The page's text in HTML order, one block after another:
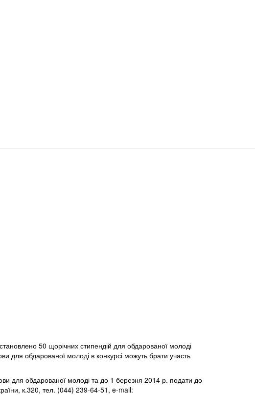
50 щорічних стипендій для обдарованої молоді
для обдарованої молоді в конкурсі можуть брати участь
для обдарованої молоді та до 1 березня 2014 р. подати до
к.320, тел. (044) 239-64-51, e-mail: